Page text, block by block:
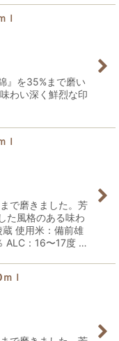
ｌ
』を35%まで磨い
わい深く鮮烈な印
ｌ
で磨きました。芳
た風格のある味わ
使用米：備前雄
ALC：16〜17度 …
ｌ